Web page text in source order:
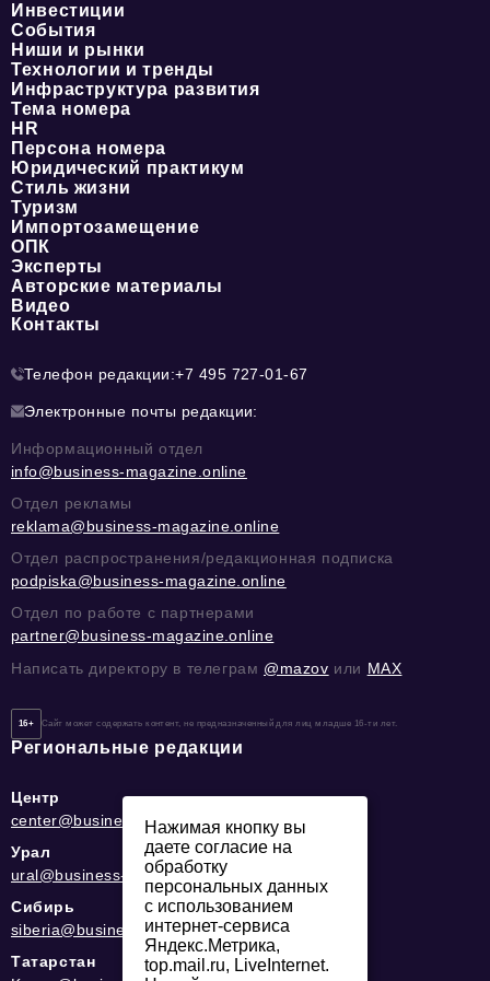
Инвестиции
События
Ниши и рынки
Технологии и тренды
Инфраструктура развития
Тема номера
HR
Персона номера
Юридический практикум
Стиль жизни
Туризм
Импортозамещение
ОПК
Эксперты
Авторские материалы
Видео
Контакты
Телефон редакции:+7 495 727-01-67
Электронные почты редакции:
Информационный отдел
info@business-magazine.online
Отдел рекламы
reklama@business-magazine.online
Отдел распространения/редакционная подписка
podpiska@business-magazine.online
Отдел по работе с партнерами
partner@business-magazine.online
Написать директору в телеграм @mazov или MAX
16+ Сайт может содержать контент, не предназначенный для лиц младше 16-ти лет.
Региональные редакции
Центр
center@business-magazine.online
Урал
ural@business-magazine.online
Сибирь
siberia@business-magazine.online
Татарстан
Нажимая кнопку вы
даете согласие на
обработку
персональных данных
с использованием
интернет-сервиса
Яндекс.Метрика,
top.mail.ru, LiveInternet.